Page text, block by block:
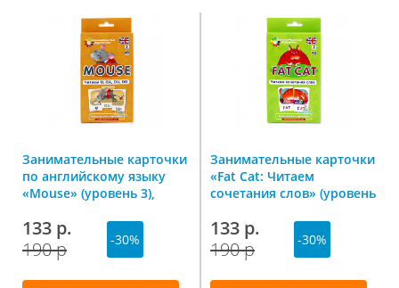
Занимательные карточки
по английскому языку
«Mouse» (уровень 3),
133 р.
190 р
-30%
Занимательные карточки
«Fat Cat: Читаем
сочетания слов» (уровень
133 р.
190 р
-30%